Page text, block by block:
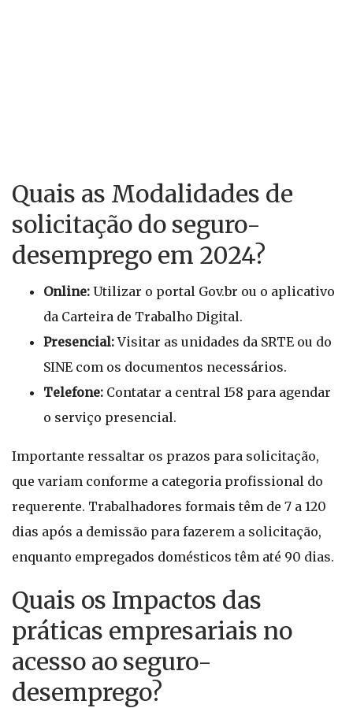
Quais as Modalidades de
solicitação do seguro-
desemprego em 2024?
Online: Utilizar o portal Gov.br ou o aplicativo
da Carteira de Trabalho Digital.
Presencial:Visitar as unidades da SRTE ou do
SINE com os documentos necessários.
Telefone: Contatar a central 158 para agendar
o serviço presencial.
Importante ressaltar os prazos para solicitação,
que variam conforme a categoria profissional do
requerente. Trabalhadores formais têm de 7 a 120
dias após a demissão para fazerem a solicitação,
enquanto empregados domésticos têm até 90 dias.
Quais os Impactos das
práticas empresariais no
acesso ao seguro-
desemprego?